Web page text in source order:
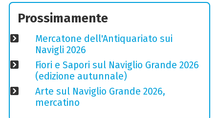
Prossimamente
Mercatone dell'Antiquariato sui
Navigli 2026
Fiori e Sapori sul Naviglio Grande 2026
(edizione autunnale)
Arte sul Naviglio Grande 2026,
mercatino